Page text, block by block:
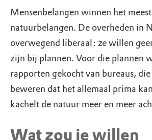
Mensenbelangen winnen het
natuurbelangen. De overheden in
overwegend liberaal: ze willen
zijn bij plannen. Voor die plannen
rapporten gekocht van bureaus, die
beweren dat het allemaal prima
kachelt de natuur meer en meer
Wat zou je willen